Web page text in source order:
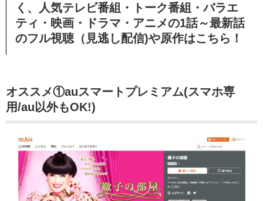
く、人気テレビ番組・トーク番組・バラエ
ティ・映画・ドラマ・アニメの1話～最新話
のフル視聴（見逃し配信)や原作はこちら！
オススメ①auスマートプレミアム(スマホ専
用/au以外もOK!)